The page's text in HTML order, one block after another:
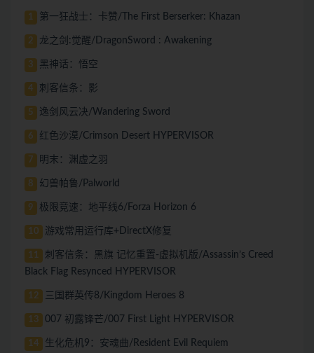
1 第一狂战士：卡赞/The First Berserker: Khazan
2 龙之剑:觉醒/DragonSword : Awakening
3 黑神话：悟空
4 刺客信条：影
5 逸剑风云决/Wandering Sword
6 红色沙漠/Crimson Desert HYPERVISOR
7 明末：渊虚之羽
8 幻兽帕鲁/Palworld
9 极限竞速：地平线6/Forza Horizon 6
10 游戏常用运行库+DirectX修复
11
刺客信条：黑旗 记忆重置-虚拟机版/Assassin’s Creed
Black Flag Resynced HYPERVISOR
12 三国群英传8/Kingdom Heroes 8
13 007 初露锋芒/007 First Light HYPERVISOR
14 生化危机9：安魂曲/Resident Evil Requiem